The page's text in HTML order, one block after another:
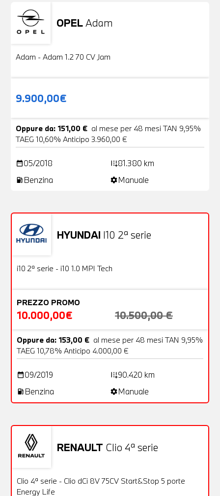
OPELAdam
Usato
Adam - Adam 1.2 70 CV Jam
9.900,00€
Oppure da: 151,00 € al mese per 48 mesi TAN 9,95%
TAEG 10,60% Anticipo 3.960,00 €
date_range05/2018 add_road81.380 km
local_gas_station Benzina settingsManuale
HYUNDAI I10 2ª serie
OFFERTA
Usato
i10 2ª serie - i10 1.0 MPI Tech
PREZZO PROMO
10.000,00€ 10.500,00 €
Oppure da: 153,00 € al mese per 48 mesi TAN 9,95%
TAEG 10,78% Anticipo 4.000,00 €
date_range09/2019 add_road90.420 km
local_gas_station Benzina settingsManuale
RENAULT Clio 4ª serie
OFFERTA
Usato
Clio 4ª serie - Clio dCi 8V 75CV Start&Stop 5 porte
Energy Life